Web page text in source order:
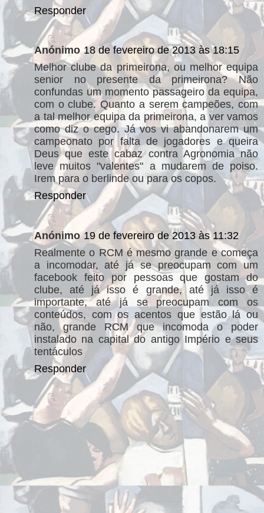
Responder
Anónimo 18 de fevereiro de 2013 às 18:15
Melhor clube da primeirona, ou melhor equipa
senior no presente da primeirona? Não
confundas um momento passageiro da equipa,
com o clube. Quanto a serem campeões, com
a tal melhor equipa da primeirona, a ver vamos
como diz o cego. Já vos vi abandonarem um
campeonato por falta de jogadores e queira
Deus que este cabaz contra Agronomia não
leve muitos "valentes" a mudarem de poiso.
Irem para o berlinde ou para os copos.
Responder
Anónimo 19 de fevereiro de 2013 às 11:32
Realmente o RCM é mesmo grande e começa
a incomodar, até já se preocupam com um
facebook feito por pessoas que gostam do
clube, até já isso é grande, até já isso é
importante, até já se preocupam com os
conteúdos, com os acentos que estão lá ou
não, grande RCM que incomoda o poder
instalado na capital do antigo Império e seus
tentáculos
Responder